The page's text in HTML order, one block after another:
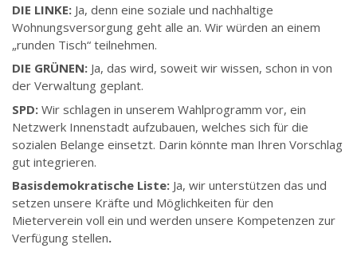
DIE LINKE: Ja, denn eine soziale und nachhaltige
Wohnungsversorgung geht alle an. Wir würden an einem
„runden Tisch“ teilnehmen.
DIE GRÜNEN: Ja, das wird, soweit wir wissen, schon in von
der Verwaltung geplant.
SPD: Wir schlagen in unserem Wahlprogramm vor, ein
Netzwerk Innenstadt aufzubauen, welches sich für die
sozialen Belange einsetzt. Darin könnte man Ihren Vorschlag
gut integrieren.
Basisdemokratische Liste: Ja, wir unterstützen das und
setzen unsere Kräfte und Möglichkeiten für den
Mieterverein voll ein und werden unsere Kompetenzen zur
Verfügung stellen.